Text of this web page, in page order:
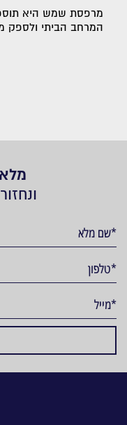
מרפסת שמש היא
המרחב הביתי ולספק